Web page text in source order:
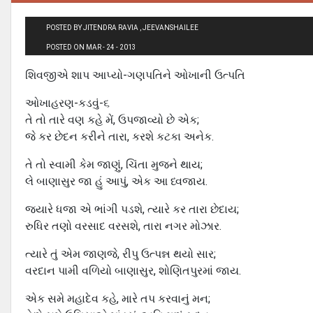
POSTED BY JITENDRA RAVIA , JEEVANSHAILEE
POSTED ON MAR - 24 - 2013
શિવજીએ શાપ આપ્યો-ગણપતિને ઓખાની ઉત્પતિ
ઓખાહરણ-કડવું-૬
તે તો તારે વણ કહે મેં, ઉપજાવ્યો છે એક;
જે કર છેદન કરીને તારા, કરશે કટકા અનેક.
તે તો સ્વામી કેમ જાણું, ચિંતા મુજને થાય;
લે બાણાસુર જા હું આપું, એક આ ધ્વજાય.
જ્યારે ધજા એ ભાંગી પડશે, ત્યારે કર તારા છેદાય;
રુધિર તણો વરસાદ વરસશે, તારા નગર મોઝાર.
ત્યારે તું એમ જાણજે, રીપુ ઉત્પન્ન થયો સાર;
વરદાન પામી વળિયો બાણાસુર, શોણિતપુરમાં જાય.
એક સમે મહાદેવ કહે, મારે તપ કરવાનું મન;